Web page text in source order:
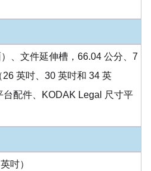
、文件延伸槽，66.04 公分、7
英吋、30 英吋和 34 英
台配件、KODAK Legal 尺寸平
吋）